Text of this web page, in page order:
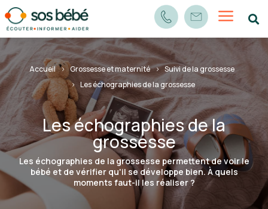
a 
Accueil Grossesse et maternité
Suivi de la grossesse
Les échographies de la grossesse
Les échographies de la
grossesse
Les échographies de la grossesse permettent de voir le
bébé et de vérifier qu'il se développe bien. À quels
moments faut-il les réaliser ?